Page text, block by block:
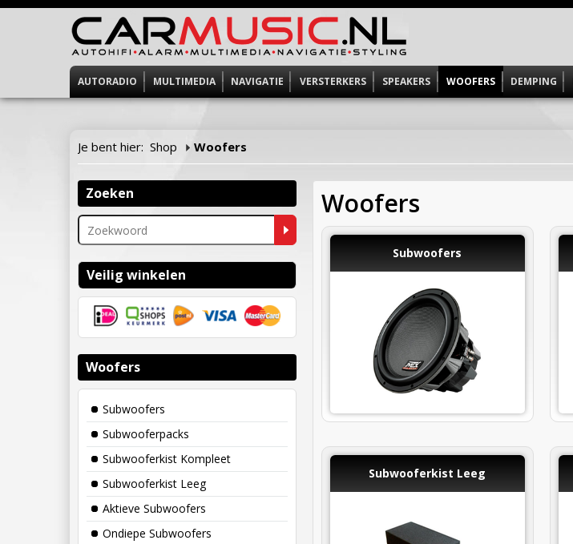
AUTORADIO MULTIMEDIA NAVIGATIE VERSTERKERS SPEAKERS WOOFERS DEMPING
Je bent hier: Shop Woofers
Zoeken
Veilig winkelen
Woofers
Subwoofers
Subwooferpacks
Subwooferkist Kompleet
Subwooferkist Leeg
Aktieve Subwoofers
Ondiepe Subwoofers
Woofers
Subwoofers
Subwooferkist Leeg